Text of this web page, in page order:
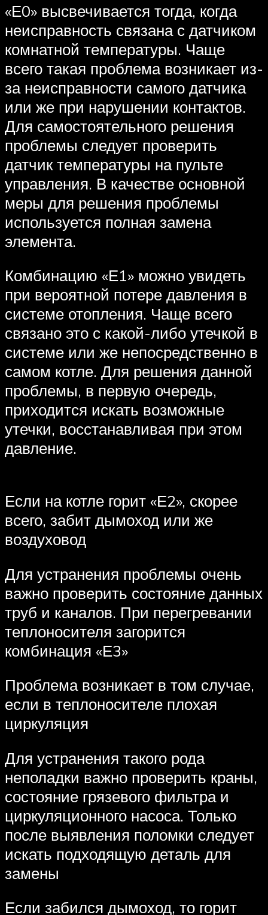
«Е0» высвечивается тогда, когда
неисправность связана с датчиком
комнатной температуры. Чаще
всего такая проблема возникает из-
за неисправности самого датчика
или же при нарушении контактов.
Для самостоятельного решения
проблемы следует проверить
датчик температуры на пульте
управления. В качестве основной
меры для решения проблемы
используется полная замена
элемента.
Комбинацию «Е1» можно увидеть
при вероятной потере давления в
системе отопления. Чаще всего
связано это с какой-либо утечкой в
системе или же непосредственно в
самом котле. Для решения данной
проблемы, в первую очередь,
приходится искать возможные
утечки, восстанавливая при этом
давление.
Если на котле горит «Е2», скорее
всего, забит дымоход или же
воздуховод
Для устранения проблемы очень
важно проверить состояние данных
труб и каналов. При перегревании
теплоносителя загорится
комбинация «Е3»
Проблема возникает в том случае,
если в теплоносителе плохая
циркуляция
Для устранения такого рода
неполадки важно проверить краны,
состояние грязевого фильтра и
циркуляционного насоса. Только
после выявления поломки следует
искать подходящую деталь для
замены
Если забился дымоход, то горит